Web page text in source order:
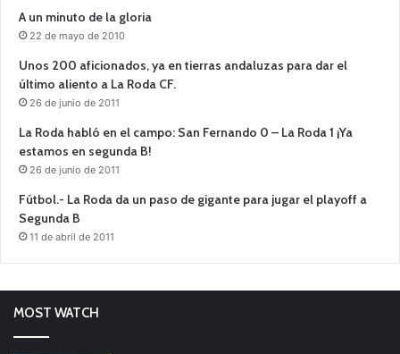
A un minuto de la gloria
22 de mayo de 2010
Unos 200 aficionados, ya en tierras andaluzas para dar el
último aliento a La Roda CF.
26 de junio de 2011
La Roda habló en el campo: San Fernando 0 – La Roda 1 ¡Ya
estamos en segunda B!
26 de junio de 2011
Fútbol.- La Roda da un paso de gigante para jugar el playoff a
Segunda B
11 de abril de 2011
MOST WATCH